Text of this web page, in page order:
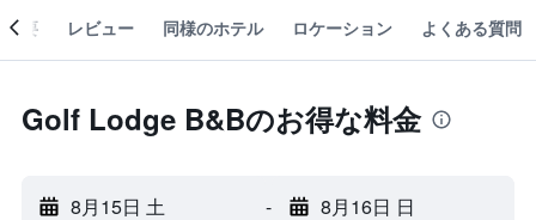
概要 レビュー 同様のホテル ロケーション よくある質問
Golf Lodge B&Bのお得な料金
8月15日 土 - 8月16日 日